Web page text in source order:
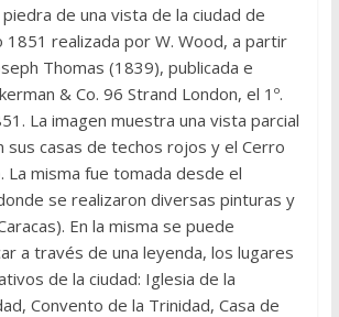
de una vista de la ciudad de
1851 realizada por W. Wood, a partir
Thomas (1839), publicada e
& Co. 96 Strand London, el 1º.
La imagen muestra una vista parcial
sus casas de techos rojos y el Cerro
La misma fue tomada desde el
se realizaron diversas pinturas y
En la misma se puede
a través de una leyenda, los lugares
de la ciudad: Iglesia de la
Convento de la Trinidad, Casa de